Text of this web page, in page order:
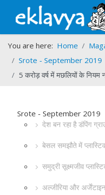
You are here: Home
Srote - September 2019
5 करोड़ वर्ष में मछलियों के नियम
Srote - September 2019
देश बन रहा है डंपिंग
बेसल समझौते में
समुद्री सूक्ष्मजीव
अल्जीरिया और